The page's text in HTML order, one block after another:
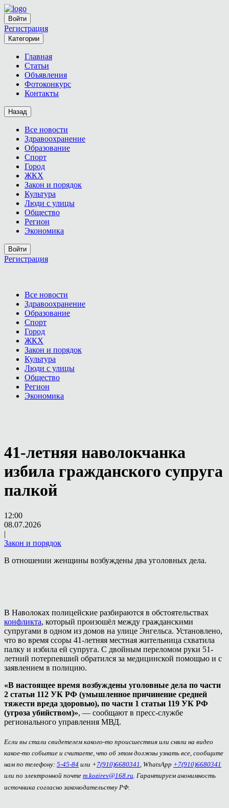
Войти
Регистрация
Категории
Главная
Статьи
Объявления
Фотоконкурс
Контакты
Назад
Все новости
Здравоохранение
Образование
Спорт
Город
ЖКХ
Закон и порядок
Культура
Люди с улицы
Общество
Регион
Экономика
Войти
Регистрация
Все новости
Здравоохранение
Образование
Спорт
Город
ЖКХ
Закон и порядок
Культура
Люди с улицы
Общество
Регион
Экономика
41-летняя наволокчанка
избила гражданского супруга
палкой
12:00
08.07.2026
|
Закон и порядок
В отношении женщины возбуждены два уголовных дела.
В Наволоках полицейские разбираются в обстоятельствах
конфликта, который произошёл между гражданскими
супругами в одном из домов на улице Энгельса. Установлено,
что во время ссоры 41-летняя местная жительница схватила
палку и избила ей супруга. С двойным переломом руки 51-
летний потерпевший обратился за медицинской помощью и с
заявлением в полицию.
«В настоящее время возбуждены уголовные дела по части
2 статьи 112 УК РФ (умышленное причинение средней
тяжести вреда здоровью), по части 1 статьи 119 УК РФ
(угроза убийством)», — сообщают в пресс-службе
регионального управления МВД.
Если вы стали свидетелем какого-то происшествия или сняли на видео
какое-то событие и считаете, что об этом должны узнать все, сообщите
нам по телефону: 5-45-84 или +7(910)6680341 , WhatsApp +7(910)6680341
или по электронной почте m.kozirev@168.ru. Гарантируем анонимность
источника согласно законодательству РФ.